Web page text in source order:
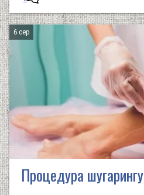
6 сер
Процедура шугарингу